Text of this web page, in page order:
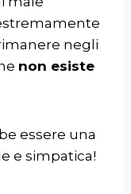
negli
non esiste
essere una
e simpatica!